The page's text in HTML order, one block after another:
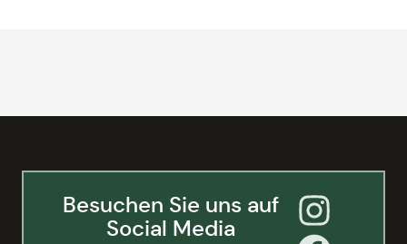
Besuchen Sie uns auf
Social Media